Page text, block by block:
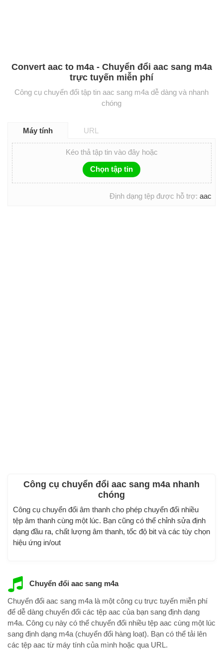
Convert aac to m4a - Chuyển đổi aac sang m4a
trực tuyến miễn phí
Công cụ chuyển đổi tập tin aac sang m4a dễ dàng và nhanh
chóng
Máy tính URL
Kéo thả tập tin vào đây hoặc
Chọn tập tin
Định dạng tệp được hỗ trợ: aac
Công cụ chuyển đổi aac sang m4a nhanh
chóng
Công cụ chuyển đổi âm thanh cho phép chuyển đổi nhiều
tệp âm thanh cùng một lúc. Bạn cũng có thể chỉnh sửa định
dạng đầu ra, chất lượng âm thanh, tốc độ bit và các tùy chọn
hiệu ứng in/out
Chuyển đổi aac sang m4a
Chuyển đổi aac sang m4a là một công cụ trực tuyến miễn phí
để dễ dàng chuyển đổi các tệp aac của bạn sang định dạng
m4a. Công cụ này có thể chuyển đổi nhiều tệp aac cùng một lúc
sang định dạng m4a (chuyển đổi hàng loạt). Bạn có thể tải lên
các tệp aac từ máy tính của mình hoặc qua URL.